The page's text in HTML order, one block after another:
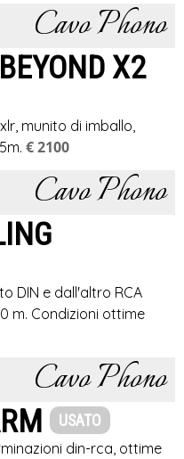
Cavo Phono
X2
munito di imballo,
€ 2100
Cavo Phono
DIN e dall'altro RCA
m. Condizioni ottime
Cavo Phono
USATO
din-rca, ottime